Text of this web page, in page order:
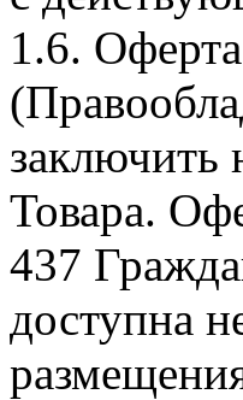
1.6.
заключить
Товара.
437
доступна